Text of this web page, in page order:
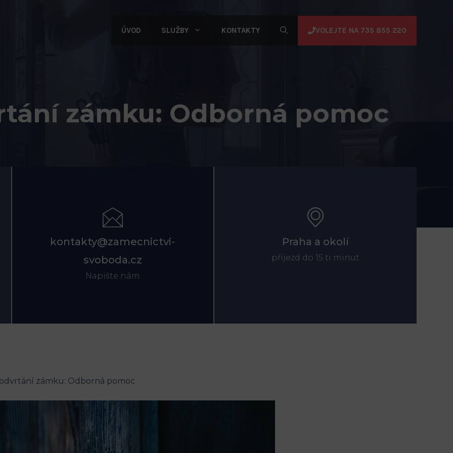
ÚVOD SLUŽBY KONTAKTY VOLEJTE NA 735 855 220
zámku: Odborná pomoc
kontakty@zamecnictvi-
svoboda.cz
Napište nám
Praha a okolí
příjezd do 15 ti minut
zámku: Odborná pomoc